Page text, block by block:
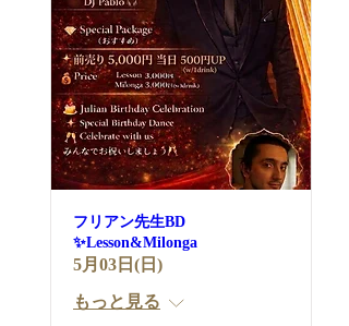
フリアン先生BD
✨Lesson&Milonga
5月03日(日)
もっと見る